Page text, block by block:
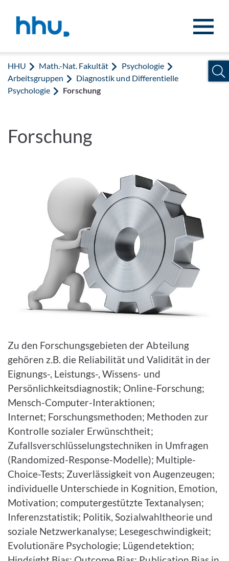
HHU Math.-Nat. Fakultät
Psychologie
Arbeitsgruppen
Diagnostik und Differentielle
Psychologie
Forschung
Forschung
Zu den Forschungsgebieten der Abteilung
gehören z.B. die Reliabilität und Validität in der
Eignungs-, Leistungs-, Wissens- und
Persönlichkeitsdiagnostik; Online-Forschung;
Mensch-Computer-Interaktionen;
Internet; Forschungsmethoden; Methoden zur
Kontrolle sozialer Erwünschtheit;
Zufallsverschlüsselungstechniken in Umfragen
(Randomized-Response-Modelle); Multiple-
Choice-Tests; Zuverlässigkeit von Augenzeugen;
individuelle Unterschiede in Kognition, Emotion,
Motivation; computergestützte Textanalysen;
Inferenzstatistik; Politik, Sozialwahltheorie und
soziale Netzwerkanalyse; Lesegeschwindigkeit;
Evolutionäre Psychologie; Lügendetektion;